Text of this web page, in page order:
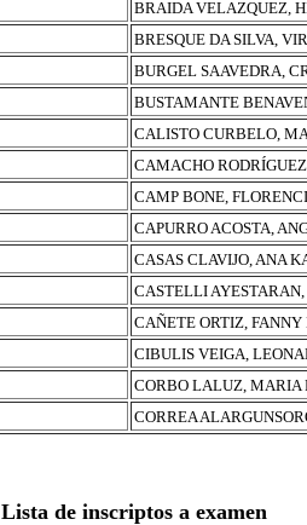
BRAIDA VELAZQUEZ,
BRESQUE DA SILVA,
BURGEL SAAVEDRA,
BUSTAMANTE
CALISTO CURBELO,
CAMACHO
CAMP BONE,
CAPURRO ACOSTA,
CASAS CLAVIJO, ANA
CASTELLI
CAÑETE ORTIZ,
CIBULIS VEIGA,
CORBO LALUZ, MARIA
CORREA
Lista de inscriptos a examen